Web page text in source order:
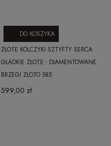
ZŁOTE KOLCZYKI SZTYFTY SERCA
GŁADKIE ZŁOTE - DIAMENTOWANE
BRZEGI ZŁOTO 585
599,00 zł
DO KOSZYKA